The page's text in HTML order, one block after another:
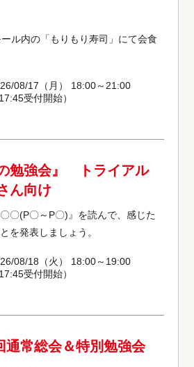
ル内の「もりもり寿司」にて会食
08/17（月） 18:00～21:00
17:45受付開始）
の勉強会』 トライアル
ん向け
〇(P〇～P〇)』を読んで、感じた
を発表しましょう。
08/18（火） 18:00～19:00
17:45受付開始）
常総会＆特別勉強会